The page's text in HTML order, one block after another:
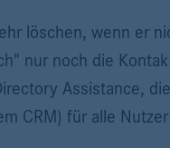
löschen, wenn er
nur noch die
Assistance,
CRM) für alle